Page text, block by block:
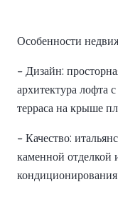
Особенности
– Дизайн:
архитектура лофта
терраса на крыше
– Качество:
каменной отделкой